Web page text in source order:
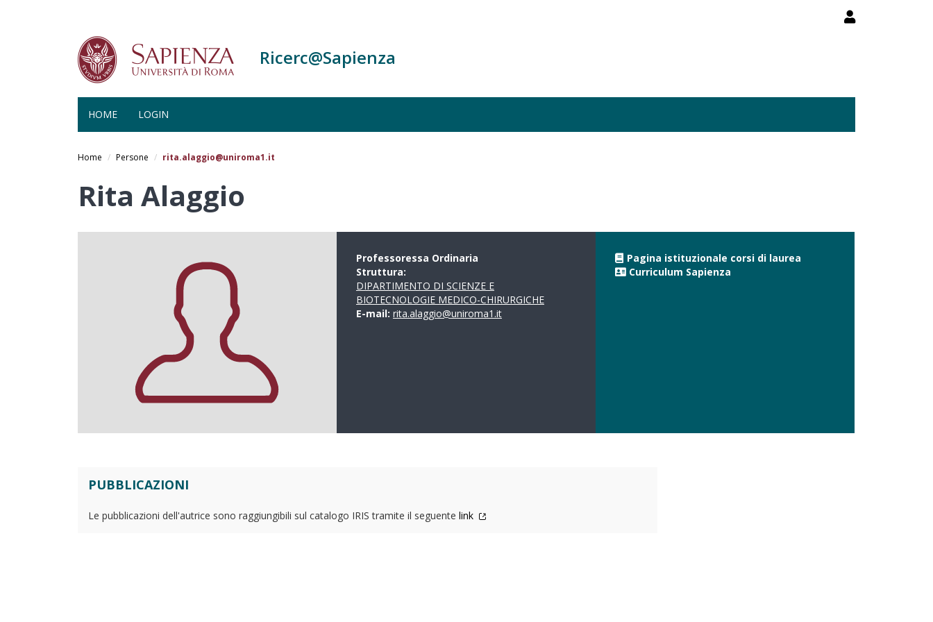
Ricerc@Sapienza
HOME LOGIN
Home Persone rita.alaggio@uniroma1.it
Rita Alaggio
Professoressa Ordinaria
Struttura:
DIPARTIMENTO DI SCIENZE E
BIOTECNOLOGIE MEDICO-CHIRURGICHE
E-mail: rita.alaggio@uniroma1.it
Pagina istituzionale corsi di laurea
Curriculum Sapienza
PUBBLICAZIONI
Le pubblicazioni dell'autrice sono raggiungibili sul catalogo IRIS tramite il seguente link